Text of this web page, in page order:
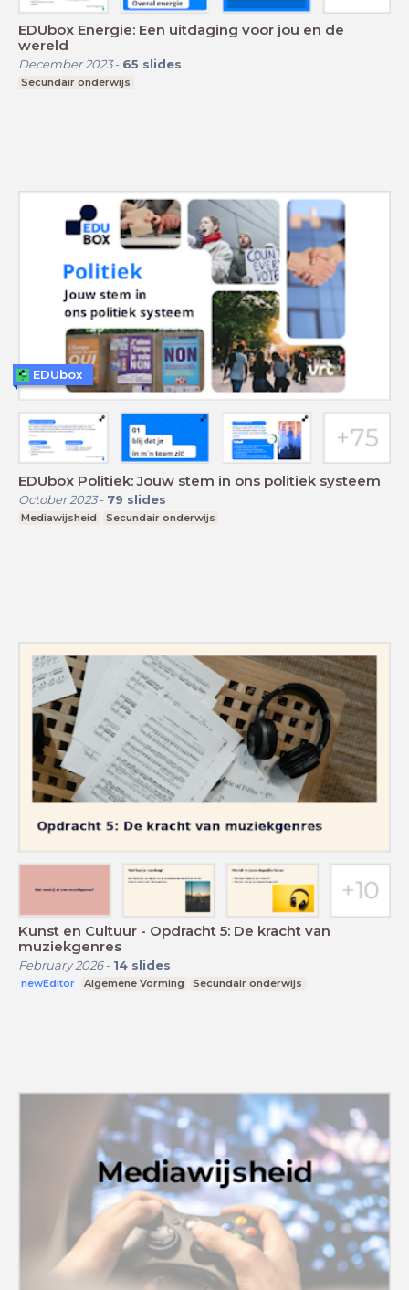
EDUbox Energie: Een uitdaging voor jou en de
wereld
December 2023- 65 slides
Secundair onderwijs
EDUbox Politiek: Jouw stem in ons politiek systeem
October 2023- 79 slides
Mediawijsheid Secundair onderwijs
EDUbox
Kunst en Cultuur - Opdracht 5: De kracht van
muziekgenres
February 2026- 14 slides
newEditor Algemene Vorming Secundair onderwijs